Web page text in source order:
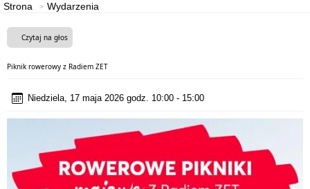
Strona Wydarzenia
Czytaj na głos
Piknik rowerowy z Radiem ZET
Niedziela, 17 maja 2026 godz. 10:00 - 15:00